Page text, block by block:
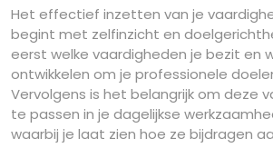
Het effectief inzetten van je
begint met zelfinzicht en
eerst welke vaardigheden je bezit en
ontwikkelen om je professionele
Vervolgens is het belangrijk om deze
te passen in je dagelijkse
waarbij je laat zien hoe ze bijdragen